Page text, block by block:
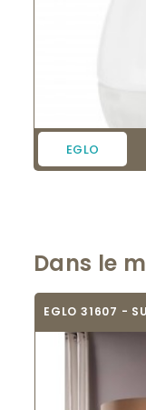
EGLO
Dans le